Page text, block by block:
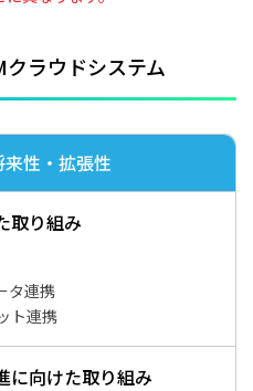
ラウドシステム
性・拡張性
取り組み
タ連携
ト連携
に向けた取り組み